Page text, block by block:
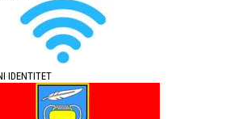
IDENTITET